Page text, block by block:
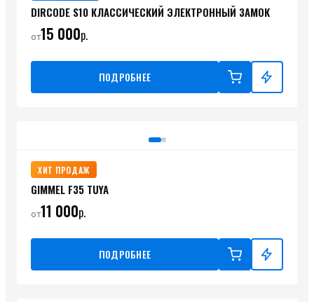
DIRCODE S10 КЛАССИЧЕСКИЙ ЭЛЕКТРОННЫЙ ЗАМОК
от15 000р.
ПОДРОБНЕЕ
ХИТ ПРОДАЖ
GIMMEL F35 TUYA
от11 000р.
ПОДРОБНЕЕ